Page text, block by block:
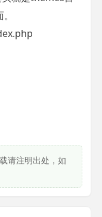
请注明出处，如